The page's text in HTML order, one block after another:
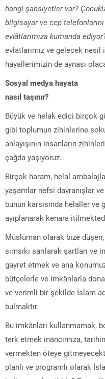
hangi şahsiyetler var?
bilgisayar ve cep
evlâtlarımıza kumanda
evlatlarımız ve gelecek
hayallerimizin de aynası
Sosyal medya hayata
nasıl taşınır?
Büyük ve helak edici birçok
gibi toplumun zihinlerine
anlayışının insanların
çağda yaşıyoruz.
Birçok haram, helal
yaşamlar nefsi davranışlar
bunun karsısında helaller
ayıplanarak kenara
Müslüman olarak bize düşen;
sımsıkı sarılarak şartları
gayret etmek ve ana
bütçelerle ve imkânlarla
ve verimli bir şekilde İslam
bulmaktır.
Bu imkânları kullanmamak,
terk etmek inancımıza,
vermekten öteye
planlı ve programlı olarak